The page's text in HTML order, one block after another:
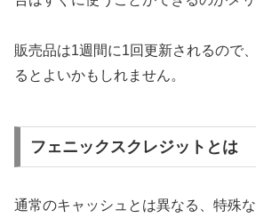
販売品は1週間に1回更新されるので
るとよいかもしれません。
フェニックスクレジットとは
通常のキャッシュとは異なる、特殊